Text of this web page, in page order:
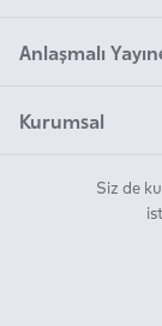
Anlaşmalı
Kurumsal
Siz de